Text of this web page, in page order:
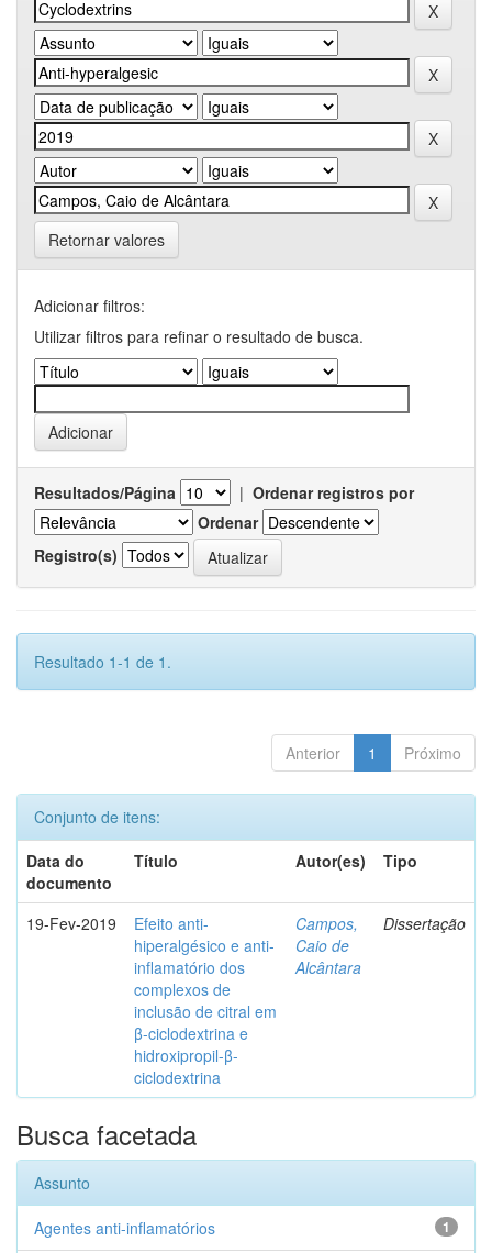
Retornar valores
Adicionar filtros:
Utilizar filtros para refinar o resultado de busca.
Resultados/Página | Ordenar registros por
Ordenar
Registro(s)
Resultado 1-1 de 1.
Anterior 1 Próximo
Conjunto de itens:
Data do
documento
Título Autor(es) Tipo
19-Fev-2019
Efeito anti-
hiperalgésico e anti-
inflamatório dos
complexos de
inclusão de citral em
β-ciclodextrina e
hidroxipropil-β-
ciclodextrina
Campos,
Caio de
Alcântara
Dissertação
Busca facetada
Assunto
1
Agentes anti-inflamatórios